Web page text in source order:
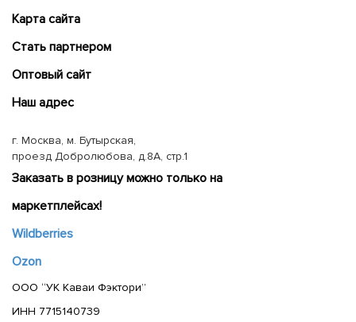
Карта сайта
Cтать партнером
Оптовый сайт
Наш адрес
г. Москва, м. Бутырская,
проезд Добролюбова, д.8А, стр.1
Заказать в розницу можно только на
маркетплейсах!
Wildberries
Ozon
ООО “УК Каваи Фэктори”
ИНН 7715140739